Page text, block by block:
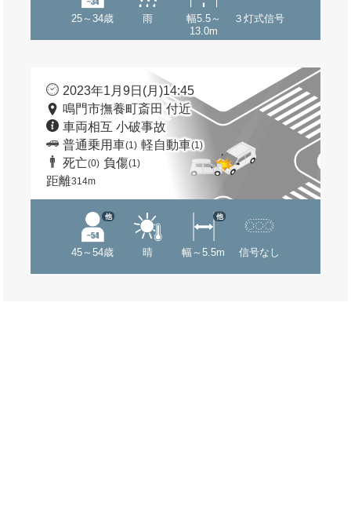
25～34歳 雨
幅5.5～
13.0m
３灯式信号
2023年1月9日(月)14:45
鳴門市撫養町斎田 付近
車両相互 小破事故
普通乗用車(1) 軽自動車(1)
死亡(0) 負傷(1)
距離314m
45～54歳
他
晴 幅～5.5m
他
信号なし